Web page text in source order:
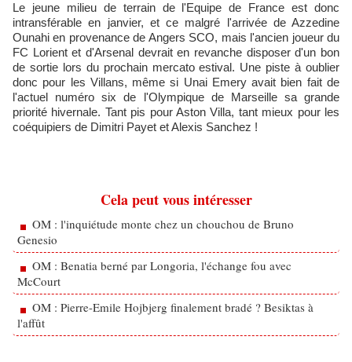
Le jeune milieu de terrain de l'Equipe de France est donc
intransférable en janvier, et ce malgré l'arrivée de Azzedine
Ounahi en provenance de Angers SCO, mais l'ancien joueur du
FC Lorient et d'Arsenal devrait en revanche disposer d'un bon
de sortie lors du prochain mercato estival. Une piste à oublier
donc pour les Villans, même si Unai Emery avait bien fait de
l'actuel numéro six de l'Olympique de Marseille sa grande
priorité hivernale. Tant pis pour Aston Villa, tant mieux pour les
coéquipiers de Dimitri Payet et Alexis Sanchez !
Cela peut vous intéresser
OM : l'inquiétude monte chez un chouchou de Bruno
Genesio
OM : Benatia berné par Longoria, l'échange fou avec
McCourt
OM : Pierre-Emile Hojbjerg finalement bradé ? Besiktas à
l'affût